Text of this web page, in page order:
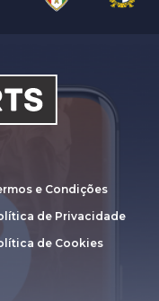
e Condições
de Privacidade
de Cookies